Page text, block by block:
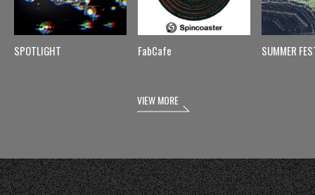
SPOTLIGHT FabCafe SUMMER
VIEW MORE